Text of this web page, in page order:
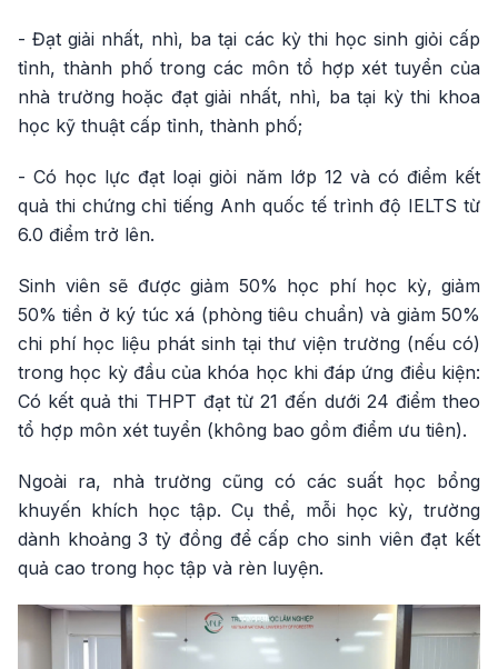
- Đạt giải nhất, nhì, ba tại các kỳ thi học sinh giỏi cấp
tỉnh, thành phố trong các môn tổ hợp xét tuyển của
nhà trường hoặc đạt giải nhất, nhì, ba tại kỳ thi khoa
học kỹ thuật cấp tỉnh, thành phố;
- Có học lực đạt loại giỏi năm lớp 12 và có điểm kết
quả thi chứng chỉ tiếng Anh quốc tế trình độ IELTS từ
6.0 điểm trở lên.
Sinh viên sẽ được giảm 50% học phí học kỳ, giảm
50% tiền ở ký túc xá (phòng tiêu chuẩn) và giảm 50%
chi phí học liệu phát sinh tại thư viện trường (nếu có)
trong học kỳ đầu của khóa học khi đáp ứng điều kiện:
Có kết quả thi THPT đạt từ 21 đến dưới 24 điểm theo
tổ hợp môn xét tuyển (không bao gồm điểm ưu tiên).
Ngoài ra, nhà trường cũng có các suất học bổng
khuyến khích học tập. Cụ thể, mỗi học kỳ, trường
dành khoảng 3 tỷ đồng để cấp cho sinh viên đạt kết
quả cao trong học tập và rèn luyện.